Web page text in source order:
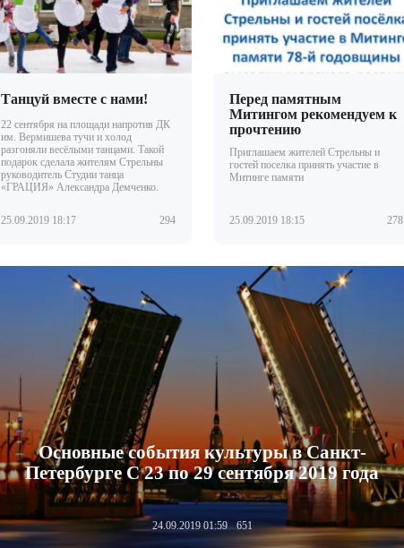
Танцуй вместе с нами!
22 сентября на площади напротив ДК
им. Вермишева тучи и холод
разгоняли весёлыми танцами. Такой
подарок сделала жителям Стрельны
руководитель Студии танца
«ГРАЦИЯ» Александра Демченко.
25.09.2019 18:17 294
Перед памятным
Митингом рекомендуем к
прочтению
Приглашаем жителей Стрельны и
гостей поселка принять участие в
Митинге памяти
25.09.2019 18:15 278
Основные события культуры в Санкт-
Петербурге С 23 по 29 сентября 2019 года
24.09.2019 01:59 651